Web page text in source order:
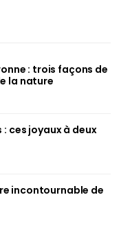
: trois façons de
la nature
ces joyaux à deux
incontournable de